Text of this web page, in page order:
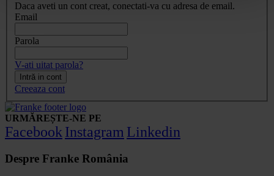
Daca aveti un cont creat, conectati-va cu adresa de email.
Email
Parola
V-ati uitat parola?
Intră in cont
Creeaza cont
URMĂREȘTE-NE PE
FacebookInstagram Linkedin
Despre Franke România